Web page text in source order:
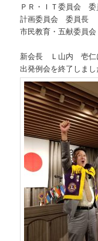
ＰＲ・ＩＴ委員会
計画委員会 委員長
市民教育・五献委
新会長 Ｌ山内 壱仁
出発例会を終了しまし